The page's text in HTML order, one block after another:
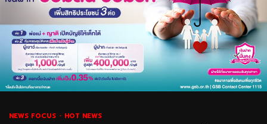
NEWS FOCUS HOT NEWS